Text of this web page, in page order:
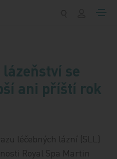
lázeňství se
ani příští rok
léčebných lázní (SLL)
Royal Spa Martin